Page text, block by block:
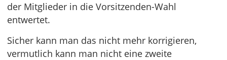
der Mitglieder in die Vorsitzenden-Wahl
entwertet.
Sicher kann man das nicht mehr korrigieren,
vermutlich kann man nicht eine zweite